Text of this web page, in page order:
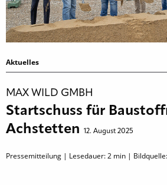
Aktuelles
MAX WILD GMBH
Startschuss für
Achstetten
12. August 2025
Pressemitteilung | Lesedauer:2 min |